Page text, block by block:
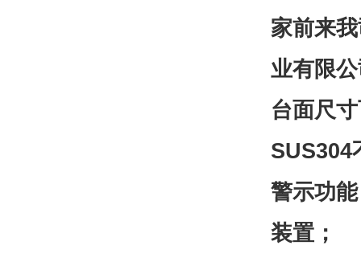
家前来
业有限
台面尺
SUS304
警示功
装置；